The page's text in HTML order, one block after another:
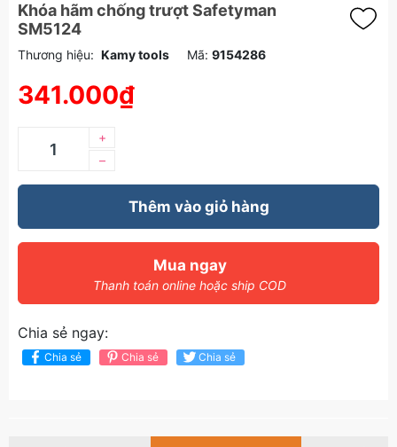
Khóa hãm chống trượt Safetyman
SM5124
Thương hiệu: Kamy tools Mã: 9154286
341.000₫
–
+
Thêm vào giỏ hàng
Mua ngay
Thanh toán online hoặc ship COD
Chia sẻ ngay:
Chia sẻ Chia sẻ Chia sẻ